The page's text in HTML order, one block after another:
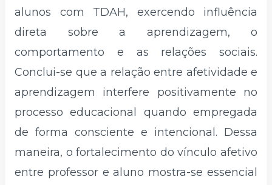
alunos com TDAH, exercendo influência
direta sobre a aprendizagem, o
comportamento e as relações sociais.
Conclui-se que a relação entre afetividade e
aprendizagem interfere positivamente no
processo educacional quando empregada
de forma consciente e intencional. Dessa
maneira, o fortalecimento do vínculo afetivo
entre professor e aluno mostra-se essencial